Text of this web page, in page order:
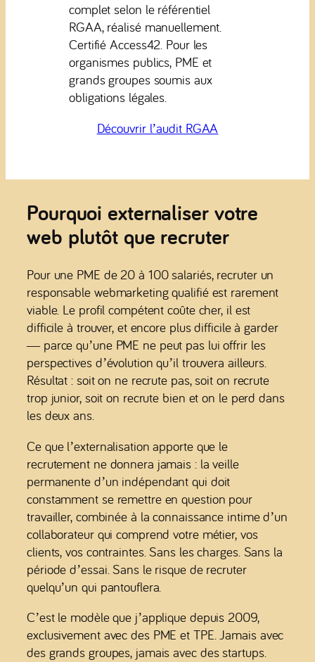
complet selon le référentiel
RGAA, réalisé manuellement.
Certifié Access42. Pour les
organismes publics, PME et
grands groupes soumis aux
obligations légales.
Découvrir l’audit RGAA
Pourquoi externaliser votre
web plutôt que recruter
Pour une PME de 20 à 100 salariés, recruter un
responsable webmarketing qualifié est rarement
viable. Le profil compétent coûte cher, il est
difficile à trouver, et encore plus difficile à garder
— parce qu’une PME ne peut pas lui offrir les
perspectives d’évolution qu’il trouvera ailleurs.
Résultat : soit on ne recrute pas, soit on recrute
trop junior, soit on recrute bien et on le perd dans
les deux ans.
Ce que l’externalisation apporte que le
recrutement ne donnera jamais : la veille
permanente d’un indépendant qui doit
constamment se remettre en question pour
travailler, combinée à la connaissance intime d’un
collaborateur qui comprend votre métier, vos
clients, vos contraintes. Sans les charges. Sans la
période d’essai. Sans le risque de recruter
quelqu’un qui pantouflera.
C’est le modèle que j’applique depuis 2009,
exclusivement avec des PME et TPE. Jamais avec
des grands groupes, jamais avec des startups.